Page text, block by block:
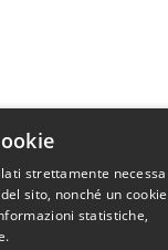
strettamente
sito, nonché un cookie
statistiche,